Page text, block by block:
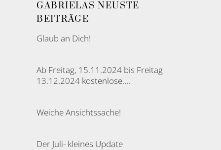
GABRIELAS NEUSTE
BEITRÄGE
Glaub an Dich!
Ab Freitag, 15.11.2024 bis Freitag
13.12.2024 kostenlose….
Weiche Ansichtssache!
Der Juli- kleines Update